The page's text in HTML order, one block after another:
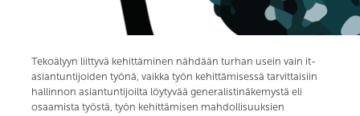
Tekoälyyn liittyvä kehittäminen nähdään turhan usein vain it-
asiantuntijoiden työnä, vaikka työn kehittämisessä tarvittaisiin
hallinnon asiantuntijoilta löytyvää generalistinäkemystä eli
osaamista työstä, työn kehittämisen mahdollisuuksien